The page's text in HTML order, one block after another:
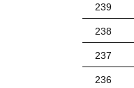
239
238
237
236